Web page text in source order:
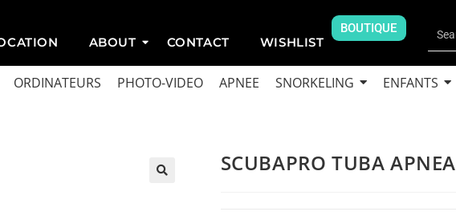
ABOUT CONTACT WISHLIST
BOUTIQUE
ORDINATEURS PHOTO-VIDEO APNEE SNORKELING ENFANTS
SCUBAPRO TUBA APNEA